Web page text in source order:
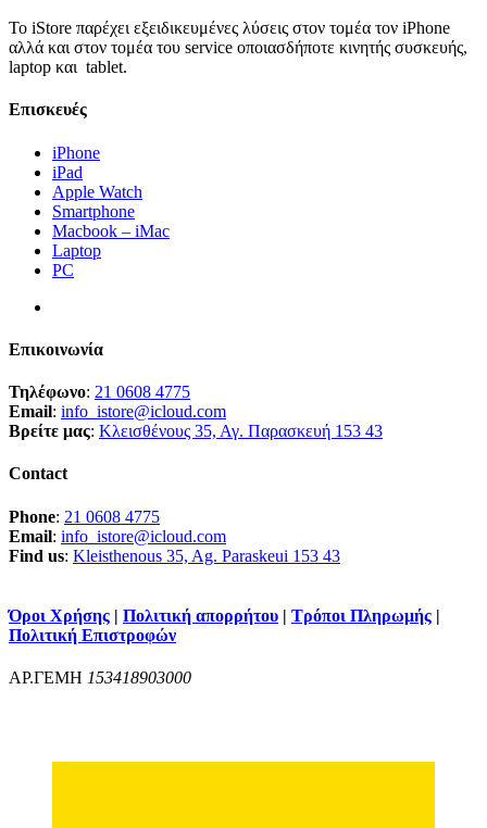
Το iStore παρέχει εξειδικευμένες λύσεις στον τομέα τον iPhone
αλλά και στον τομέα του service οποιασδήποτε κινητής συσκευής,
laptop και tablet.
Επισκευές
iPhone
iPad
Apple Watch
Smartphone
Macbook – iMac
Laptop
PC
Επικοινωνία
Τηλέφωνο: 21 0608 4775
Email: info_istore@icloud.com
Βρείτε μας: Κλεισθένους 35, Αγ. Παρασκευή 153 43
Contact
Phone: 21 0608 4775
Email: info_istore@icloud.com
Find us: Kleisthenous 35, Ag. Paraskeui 153 43
Όροι Χρήσης | Πολιτική απορρήτου | Τρόποι Πληρωμής |
Πολιτική Επιστροφών
ΑΡ.ΓΕΜΗ 153418903000